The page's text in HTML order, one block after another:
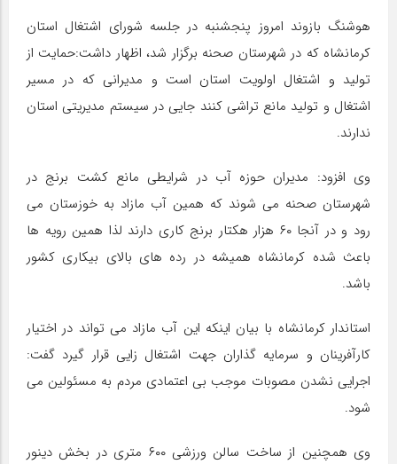
هوشنگ بازوند امروز پنجشنبه در جلسه شورای اشتغال استان
کرمانشاه که در شهرستان صحنه برگزار شد، اظهار داشت:حمایت از
تولید و اشتغال اولویت استان است و مدیرانی که در مسیر
اشتغال و تولید مانع تراشی کنند جایی در سیستم مدیریتی استان
ندارند.
وی افزود: مدیران حوزه آب در شرایطی مانع کشت برنج در
شهرستان صحنه می شوند که همین آب مازاد به خوزستان می
رود و در آنجا ۶۰ هزار هکتار برنج کاری دارند لذا همین رویه ها
باعث شده کرمانشاه همیشه در رده های بالای بیکاری کشور
باشد.
استاندار کرمانشاه با بیان اینکه این آب مازاد می تواند در اختیار
کارآفرینان و سرمایه گذاران جهت اشتغال زایی قرار گیرد گفت:
اجرایی نشدن مصوبات موجب بی اعتمادی مردم به مسئولین می
شود.
وی همچنین از ساخت سالن ورزشی ۶۰۰ متری در بخش دینور